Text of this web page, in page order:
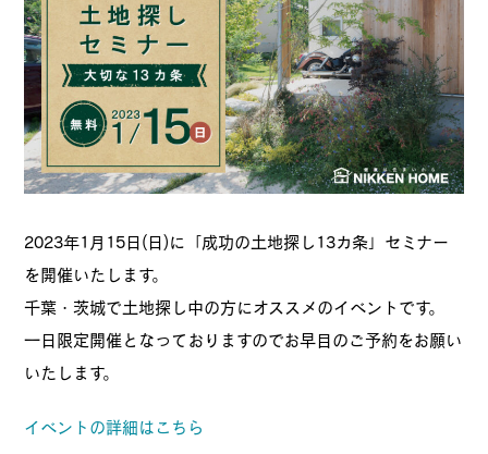
2023年1月15日(日)に「成功の土地探し13カ条」セミナー
を開催いたします。
千葉・茨城で土地探し中の方にオススメのイベントです。
一日限定開催となっておりますのでお早目のご予約をお願い
いたします。
イベントの詳細はこちら